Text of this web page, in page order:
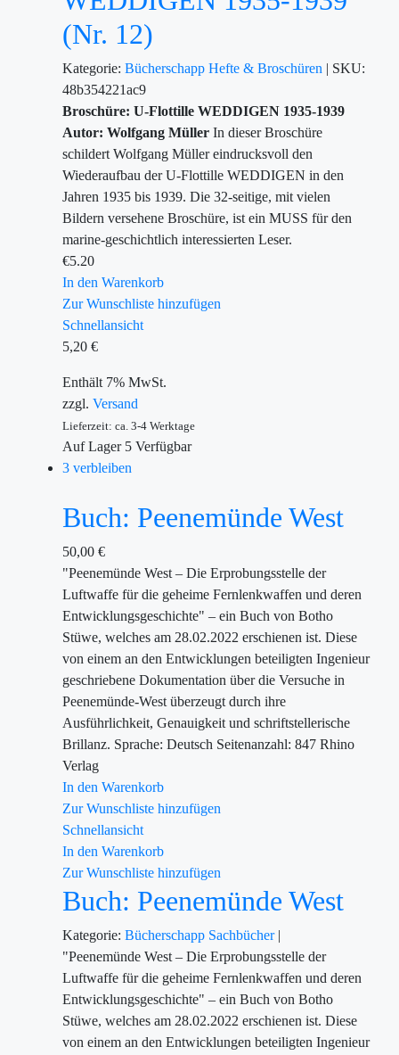
(Nr. 12)
Kategorie: Bücherschapp Hefte & Broschüren | SKU:
48b354221ac9
Broschüre: U-Flottille WEDDIGEN 1935-1939
Autor: Wolfgang Müller In dieser Broschüre
schildert Wolfgang Müller eindrucksvoll den
Wiederaufbau der U-Flottille WEDDIGEN in den
Jahren 1935 bis 1939. Die 32-seitige, mit vielen
Bildern versehene Broschüre, ist ein MUSS für den
marine-geschichtlich interessierten Leser.
€5.20
In den Warenkorb
Zur Wunschliste hinzufügen
Schnellansicht
5,20 €
Enthält 7% MwSt.
zzgl. Versand
Lieferzeit: ca. 3-4 Werktage
Auf Lager5 Verfügbar
3 verbleiben
Buch: Peenemünde West
50,00 €
"Peenemünde West – Die Erprobungsstelle der
Luftwaffe für die geheime Fernlenkwaffen und deren
Entwicklungsgeschichte" – ein Buch von Botho
Stüwe, welches am 28.02.2022 erschienen ist. Diese
von einem an den Entwicklungen beteiligten Ingenieur
geschriebene Dokumentation über die Versuche in
Peenemünde-West überzeugt durch ihre
Ausführlichkeit, Genauigkeit und schriftstellerische
Brillanz. Sprache: Deutsch Seitenanzahl: 847 Rhino
Verlag
In den Warenkorb
Zur Wunschliste hinzufügen
Schnellansicht
In den Warenkorb
Zur Wunschliste hinzufügen
Buch: Peenemünde West
Kategorie: Bücherschapp Sachbücher |
"Peenemünde West – Die Erprobungsstelle der
Luftwaffe für die geheime Fernlenkwaffen und deren
Entwicklungsgeschichte" – ein Buch von Botho
Stüwe, welches am 28.02.2022 erschienen ist. Diese
von einem an den Entwicklungen beteiligten Ingenieur